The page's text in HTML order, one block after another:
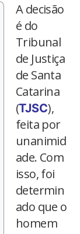
A decisão
é do
Tribunal
de Justiça
de Santa
Catarina
(TJSC),
feita por
unanimid
ade. Com
isso, foi
determin
ado que o
homem